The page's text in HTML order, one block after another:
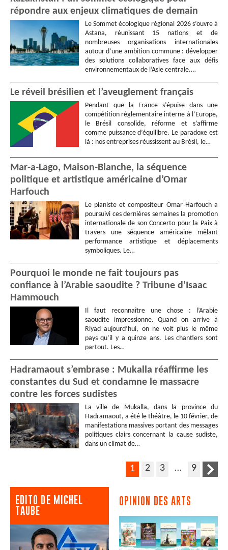
répondre aux enjeux climatiques de demain
Le Sommet écologique régional 2026 s’ouvre à
Astana, réunissant 15 nations et de
nombreuses organisations internationales
autour d’une ambition commune : développer
des solutions collaboratives face aux défis
environnementaux de l’Asie centrale.…
Le réveil brésilien et l’aveuglement français
Pendant que la France s’épuise dans une
compétition réglementaire interne à l’Europe,
le Brésil consolide, réforme et s’affirme
comme puissance d’équilibre. Le paradoxe est
là : nos entreprises réussissent au Brésil, le…
Mar-a-Lago, Maison-Blanche, la séquence
politique et artistique américaine d’Omar
Harfouch
Le pianiste et compositeur Omar Harfouch a
poursuivi ces dernières semaines la promotion
internationale de son Concerto pour la Paix à
travers une séquence américaine mêlant
performance artistique et déplacements
symboliques. Le…
Pourquoi le monde ne fait toujours pas
confiance à l’Arabie saoudite ? Tribune d’Isaac
Hammouch
Il faut reconnaître une chose : l’Arabie
saoudite impressionne. Quand on arrive à
Riyad aujourd’hui, on ne voit plus le même
pays qu’il y a quinze ans. Les chantiers sont
partout. Les…
Hadramaout s’embrase : Mukalla réaffirme les
constantes du Sud et condamne le massacre
contre les forces sudistes
La ville de Mukalla, dans la province du
Hadramaout, a été le théâtre, le 10 février, de
manifestations massives portant des messages
politiques clairs concernant la cause sudiste,
dans un climat de…
1 2 3 … 9
EDITO DE MICHEL
TAUBE
OPINION DES ARTS